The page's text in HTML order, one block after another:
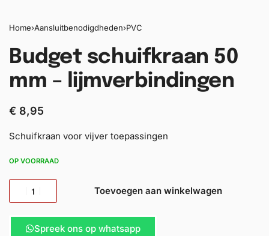
Home›Aansluitbenodigdheden›PVC
Budget schuifkraan 50
mm – lijmverbindingen
€ 8,95
Schuifkraan voor vijver toepassingen
OP VOORRAAD
Toevoegen aan winkelwagen
Spreek ons op whatsapp